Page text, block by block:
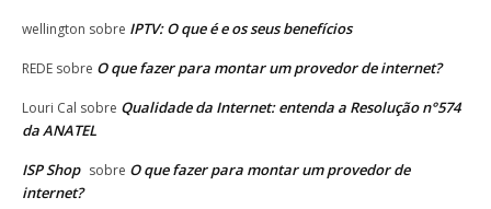
wellington sobre IPTV: O que é e os seus benefícios
REDE sobre O que fazer para montar um provedor de internet?
Louri Cal sobre Qualidade da Internet: entenda a Resolução n°574
da ANATEL
ISP Shop sobre O que fazer para montar um provedor de
internet?